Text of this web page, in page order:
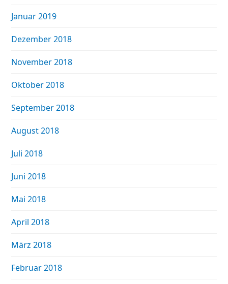
Januar 2019
Dezember 2018
November 2018
Oktober 2018
September 2018
August 2018
Juli 2018
Juni 2018
Mai 2018
April 2018
März 2018
Februar 2018